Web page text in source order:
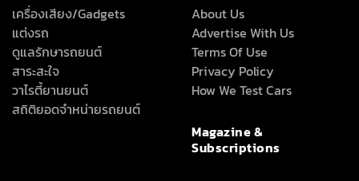
เครื่องเสียง/Gadgets
แต่งรถ
ดูแลรักษารถยนต์
สาระสะใจ
วาไรตี้ยานยนต์
สถิติยอดจำหน่ายรถยนต์
About Us
Advertise With Us
Terms Of Use
Privacy Policy
How We Test Cars
Magazine &
Subscriptions